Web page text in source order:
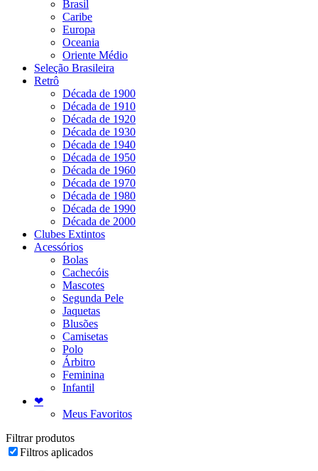
Brasil
Caribe
Europa
Oceania
Oriente Médio
Seleção Brasileira
Retrô
Década de 1900
Década de 1910
Década de 1920
Década de 1930
Década de 1940
Década de 1950
Década de 1960
Década de 1970
Década de 1980
Década de 1990
Década de 2000
Clubes Extintos
Acessórios
Bolas
Cachecóis
Mascotes
Segunda Pele
Jaquetas
Blusões
Camisetas
Polo
Árbitro
Feminina
Infantil
❤
Meus Favoritos
Filtrar produtos
Filtros aplicados